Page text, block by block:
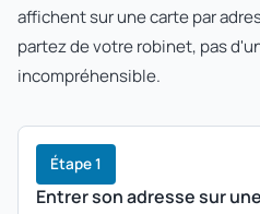
affichent sur une carte par
partez de votre robinet, pas
incompréhensible.
Étape 1
Entrer son adresse sur